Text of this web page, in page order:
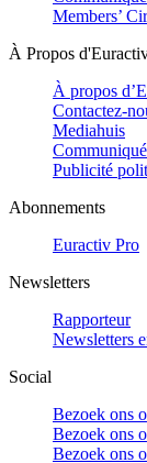
Members’
À Propos
À propos
Contactez-
Mediahuis
Publicité
Abonnements
Euractiv Pro
Newsletters
Rapporteur
Newsletters
Social
Bezoek ons
Bezoek ons
Bezoek ons